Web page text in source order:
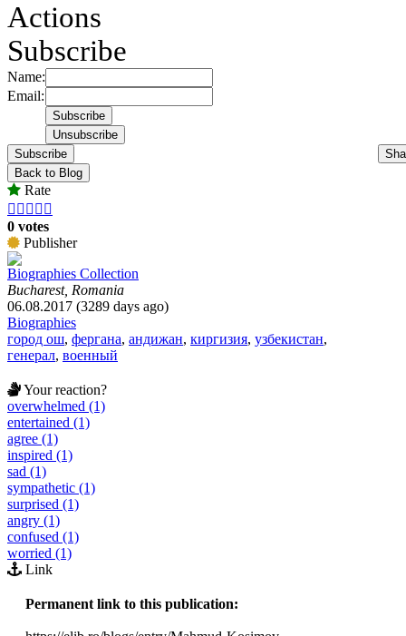
Actions
Subscribe
Name:
Email:
Subscribe
Back to Blog
Rate
    
0 votes
Publisher
Biographies Collection
Bucharest, Romania
06.08.2017 (3289 days ago)
Biographies
город ош, фергана, андижан, киргизия, узбекистан,
генерал, военный
Your reaction?
overwhelmed (1)
entertained (1)
agree (1)
inspired (1)
sad (1)
sympathetic (1)
surprised (1)
angry (1)
confused (1)
worried (1)
Link
Permanent link to this publication: